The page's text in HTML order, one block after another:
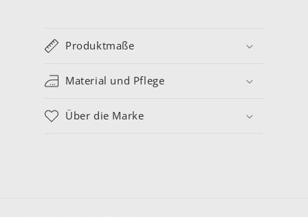
Produktmaße
Material und Pflege
Über die Marke